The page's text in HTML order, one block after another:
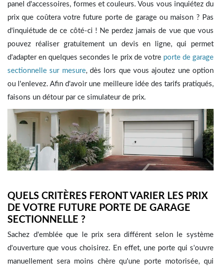
panel d'accessoires, formes et couleurs. Vous vous inquiétez du
prix que coûtera votre future porte de garage ou maison ? Pas
d'inquiétude de ce côté-ci ! Ne perdez jamais de vue que vous
pouvez réaliser gratuitement un devis en ligne, qui permet
d'adapter en quelques secondes le prix de votre porte de garage
sectionnelle sur mesure, dès lors que vous ajoutez une option
ou l'enlevez. Afin d'avoir une meilleure idée des tarifs pratiqués,
faisons un détour par ce simulateur de prix.
QUELS CRITÈRES FERONT VARIER LES PRIX
DE VOTRE FUTURE PORTE DE GARAGE
SECTIONNELLE ?
Sachez d'emblée que le prix sera différent selon le système
d'ouverture que vous choisirez. En effet, une porte qui s'ouvre
manuellement sera moins chère qu'une porte motorisée, qui